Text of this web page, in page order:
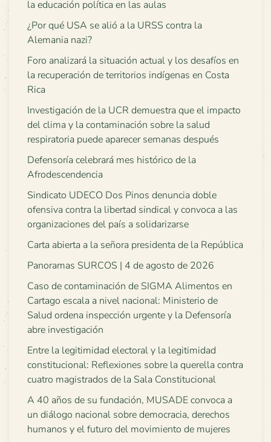
la educación política en las aulas
¿Por qué USA se alió a la URSS contra la
Alemania nazi?
Foro analizará la situación actual y los desafíos en
la recuperación de territorios indígenas en Costa
Rica
Investigación de la UCR demuestra que el impacto
del clima y la contaminación sobre la salud
respiratoria puede aparecer semanas después
Defensoría celebrará mes histórico de la
Afrodescendencia
Sindicato UDECO Dos Pinos denuncia doble
ofensiva contra la libertad sindical y convoca a las
organizaciones del país a solidarizarse
Carta abierta a la señora presidenta de la República
Panoramas SURCOS | 4 de agosto de 2026
Caso de contaminación de SIGMA Alimentos en
Cartago escala a nivel nacional: Ministerio de
Salud ordena inspección urgente y la Defensoría
abre investigación
Entre la legitimidad electoral y la legitimidad
constitucional: Reflexiones sobre la querella contra
cuatro magistrados de la Sala Constitucional
A 40 años de su fundación, MUSADE convoca a
un diálogo nacional sobre democracia, derechos
humanos y el futuro del movimiento de mujeres